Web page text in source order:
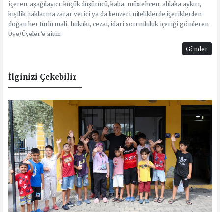
içeren, aşağılayıcı, küçük düşürücü, kaba, müstehcen, ahlaka aykırı,
kişilik haklarına zarar verici ya da benzeri niteliklerde içeriklerden
doğan her türlü mali, hukuki, cezai, idari sorumluluk içeriği gönderen
Üye/Üyeler’e aittir.
Gönder
İlginizi Çekebilir